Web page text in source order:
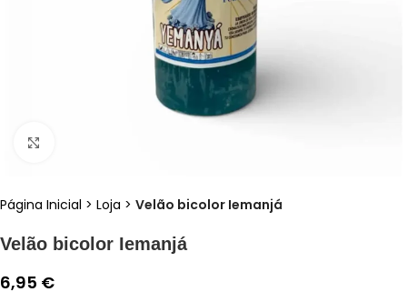
Página Inicial > Loja > Velão bicolor Iemanjá
Velão bicolor Iemanjá
6,95 €